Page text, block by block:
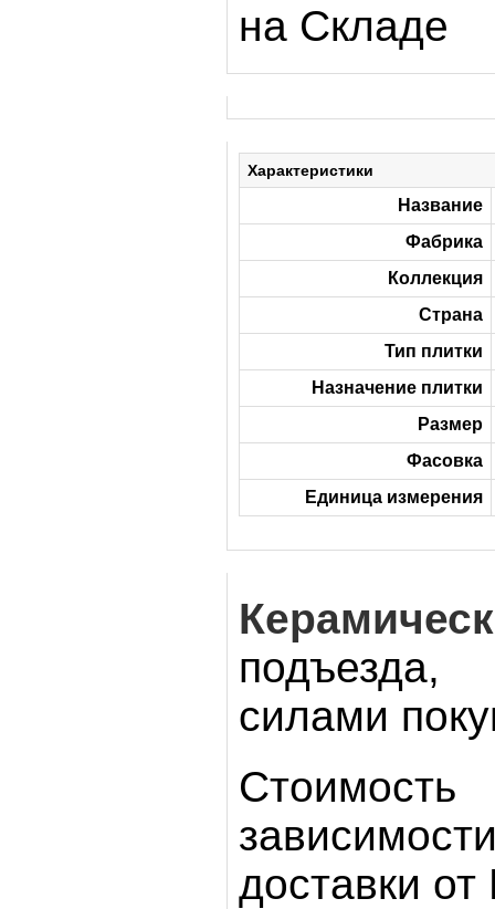
на Складе
Характеристики
Название
Фабрика
Коллекция
Страна
Тип плитки
Назначение плитки
Размер
Фасовка
Единица измерения
подъезда,
силами
доставки